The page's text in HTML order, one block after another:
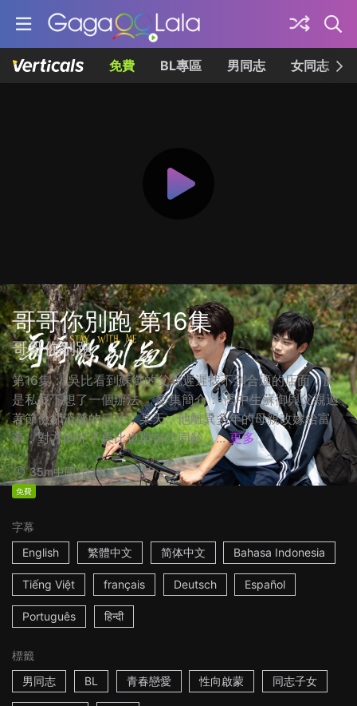
免費 BL專區 男同志 女同志
哥哥你別跑 第16集
哥哥你别跑
第16集： 吳比看到蘇御的父親遲遲找不到合適的店面，於
是私底下想了一個辦法。 影集簡介： 高中生蘇御與父親過
著節儉卻溫馨的日子，某天，他離異多年的母親改嫁給富
豪，對方的兒子吳比也與自己同齡，... 更多
35m中國2023
免費
字幕
English
繁體中文 简体中文 Bahasa Indonesia
Tiếng Việt français Deutsch Español
Português हिन्दी
標籤
男同志
BL 青春戀愛 性向啟蒙 同志子女